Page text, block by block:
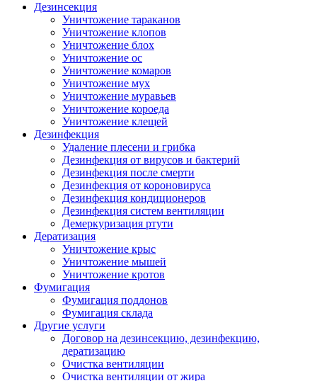
Дезинсекция
Уничтожение тараканов
Уничтожение клопов
Уничтожение блох
Уничтожение ос
Уничтожение комаров
Уничтожение мух
Уничтожение муравьев
Уничтожение короеда
Уничтожение клещей
Дезинфекция
Удаление плесени и грибка
Дезинфекция от вирусов и бактерий
Дезинфекция после смерти
Дезинфекция от короновируса
Дезинфекция кондиционеров
Дезинфекция систем вентиляции
Демеркуризация ртути
Дератизация
Уничтожение крыс
Уничтожение мышей
Уничтожение кротов
Фумигация
Фумигация поддонов
Фумигация склада
Другие услуги
Договор на дезинсекцию, дезинфекцию,
дератизацию
Очистка вентиляции
Очистка вентиляции от жира